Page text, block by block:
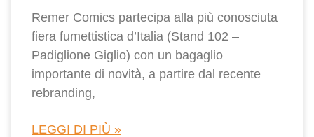
Remer Comics partecipa alla più conosciuta
fiera fumettistica d’Italia (Stand 102 –
Padiglione Giglio) con un bagaglio
importante di novità, a partire dal recente
rebranding,
LEGGI DI PIÙ »